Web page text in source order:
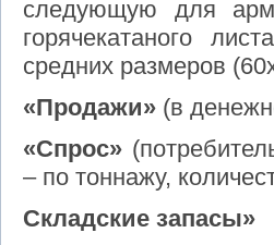
следующую для
горячекатаного
средних размеров
«Продажи» (в
«Спрос»
– по тоннажу,
Складские запасы»